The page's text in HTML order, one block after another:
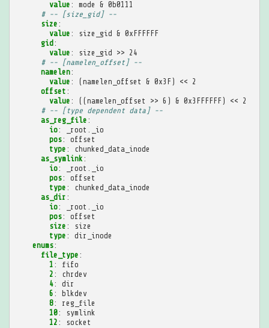
value :
mode & 0b0111
# -- [size_gid] --
size :
value :
size_gid & 0xFFFFFF
gid :
value :
size_gid >> 24
# -- [namelen_offset] --
namelen:
value :
(namelen_offset & 0x3F) << 2
offset :
value :
((namelen_offset >> 6) & 0x3FFFFFF) << 2
# -- [type dependent data] --
as_reg_file :
io:
_root._io
pos:
offset
type :
chunked_data_inode
as_symlink :
io:
_root._io
pos:
offset
type :
chunked_data_inode
as_dir :
io:
_root._io
pos:
offset
size :
size
type :
dir_inode
enums:
file_type :
1 :
fifo
2 :
chrdev
4:
dir
6 :
blkdev
8:
reg_file
10:
symlink
12 : socket